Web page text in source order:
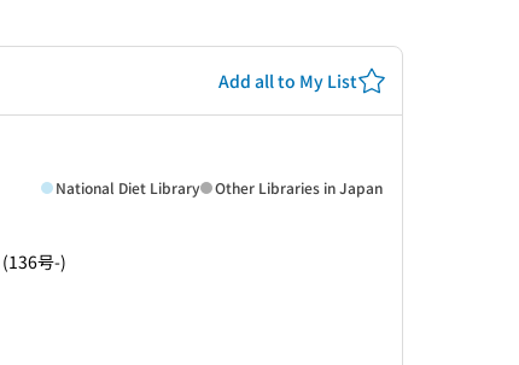
Add all to My List
National Diet Library Other Libraries in Japan
(136号-)